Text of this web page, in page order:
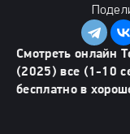
Смотреть онлайн
(2025) все (1-10
бесплатно в